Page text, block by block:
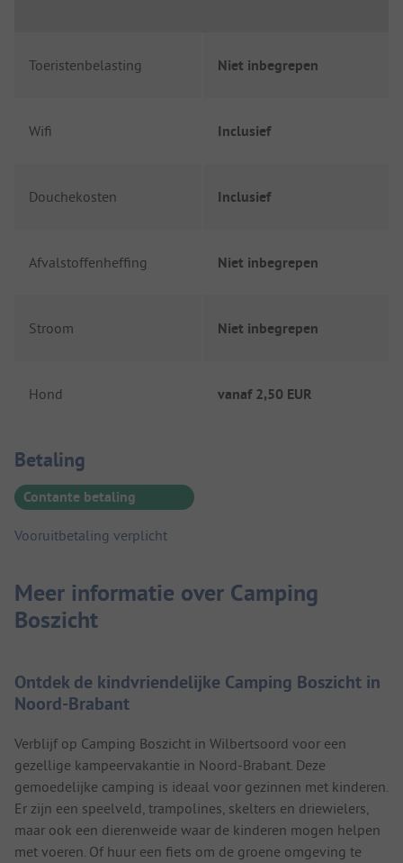
Toeristenbelasting Niet inbegrepen
Wifi Inclusief
Douchekosten Inclusief
Afvalstoffenheffing Niet inbegrepen
Stroom Niet inbegrepen
Hond vanaf 2,50 EUR
Betaalinformatie
Betaling
Contante betaling
Vooruitbetaling verplicht
Meer informatie over Camping
Boszicht
Ontdek de kindvriendelijke Camping Boszicht in
Noord-Brabant
Verblijf op Camping Boszicht in Wilbertsoord voor een
gezellige kampeervakantie in Noord-Brabant. Deze
gemoedelijke camping is ideaal voor gezinnen met kinderen.
Er zijn een speelveld, trampolines, skelters en driewielers,
maar ook een dierenweide waar de kinderen mogen helpen
met voeren. Of huur een fiets om de groene omgeving te